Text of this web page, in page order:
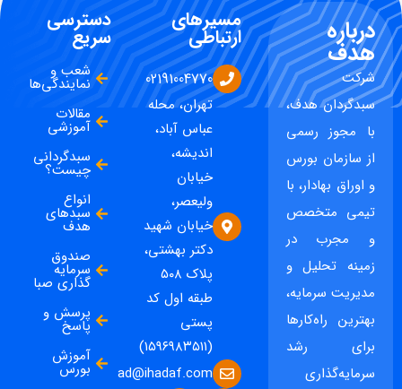
درباره
هدف
شرکت
سبدگردان هدف،
با مجوز رسمی
از سازمان بورس
و اوراق بهادار، با
تیمی متخصص
و مجرب در
زمینه تحلیل و
مدیریت سرمایه،
بهترین راه‌کارها
برای رشد
سرمایه‌گذاری
مسیرهای
ارتباطی
02191004770
تهران، محله
عباس آباد،
اندیشه،
خیابان
ولیعصر،
خیابان شهید
دکتر بهشتی،
پلاک ۵۰۸
طبقه اول کد
پستی
(۱۵۹۶۹۸۳۵۱۱)
ad@ihadaf.com
دسترسی
سریع
شعب و
نمایندگی‌ها
مقالات
آموزشی
سبدگردانی
چیست؟
انواع
سبدهای
هدف
صندوق
سرمایه
گذاری صبا
پرسش و
پاسخ
آموزش
بورس